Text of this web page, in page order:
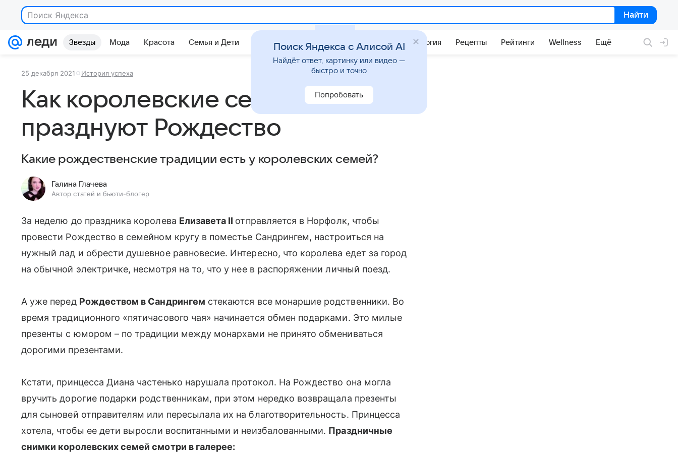
Найти
Найти
Звезды Мода Красота Семья и Дети Гороскопы Стиль жизни Психология Рецепты Рейтинги Wellness Ещё
25 декабря 2021 История успеха
Как королевские семьи
празднуют Рождество
Какие рождественские традиции есть у королевских семей?
Галина Глачева
Автор статей и бьюти-блогер
За неделю до праздника королева Елизавета II отправляется в Норфолк, чтобы
провести Рождество в семейном кругу в поместье Сандрингем, настроиться на
нужный лад и обрести душевное равновесие. Интересно, что королева едет за город
на обычной электричке, несмотря на то, что у нее в распоряжении личный поезд.
А уже перед Рождеством в Сандрингем стекаются все монаршие родственники. Во
время традиционного «пятичасового чая» начинается обмен подарками. Это милые
презенты с юмором – по традиции между монархами не принято обмениваться
дорогими презентами.
Кстати, принцесса Диана частенько нарушала протокол. На Рождество она могла
вручить дорогие подарки родственникам, при этом нередко возвращала презенты
для сыновей отправителям или пересылала их на благотворительность. Принцесса
хотела, чтобы ее дети выросли воспитанными и неизбалованными. Праздничные
снимки королевских семей смотри в галерее:
Поиск Яндекса с Алисой AI
Найдёт ответ, картинку или видео —
быстро и точно
Попробовать